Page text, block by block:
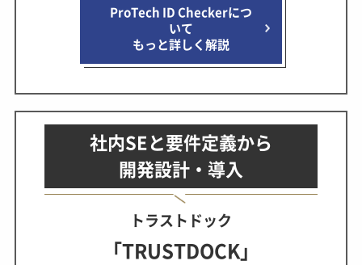
ProTech ID Checkerにつ
いて
もっと詳しく解説
社内SEと要件定義から
開発設計・導入
トラストドック
「TRUSTDOCK」